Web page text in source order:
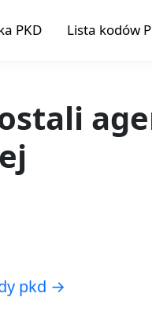
PKD Lista kodów
pkd →